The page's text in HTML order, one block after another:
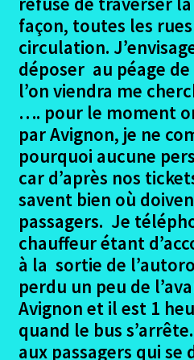
façon, toutes les
circulation.
déposer au péage
l’on viendra me
…. pour le moment
par Avignon, je ne
pourquoi aucune
car d’après nos
savent bien où
passagers. Je
chauffeur étant
à la sortie de
perdu un peu de
Avignon et il est 1
quand le bus
aux passagers qui se